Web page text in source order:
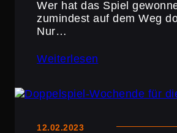
Wer hat das Spiel
zumindest auf dem Weg
Nur…
Weiterlesen
12.02.2023